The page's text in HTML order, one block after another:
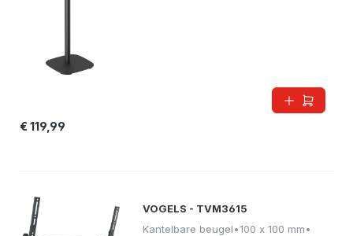
€ 119,99
VOGELS - TVM3615
Kantelbare beugel•100 x 100 mm•